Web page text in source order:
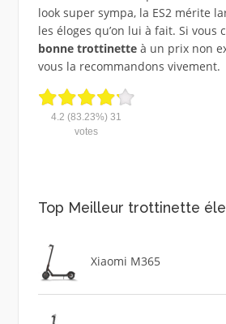
look super sympa, la ES2 mérite
les éloges qu’on lui à fait. Si vous
bonne trottinetteà un prix non
vous la recommandons vivement.
4.2 (83.23%)31
votes
Top Meilleur trottinette
Xiaomi M365